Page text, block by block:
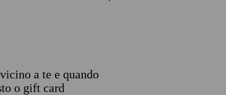
a te e quando
o gift card